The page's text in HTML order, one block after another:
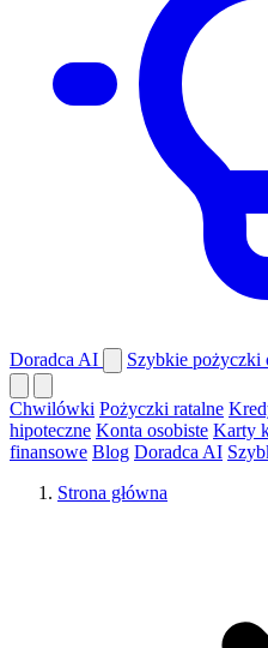
Doradca AI Szybkie pożyczki
Chwilówki Pożyczki ratalne
hipoteczne Konta osobiste Karty
finansowe Blog Doradca AI
Strona główna